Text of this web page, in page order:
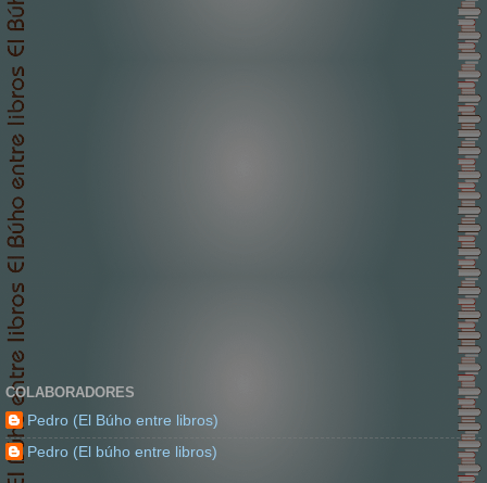
COLABORADORES
Pedro (El Búho entre libros)
Pedro (El búho entre libros)